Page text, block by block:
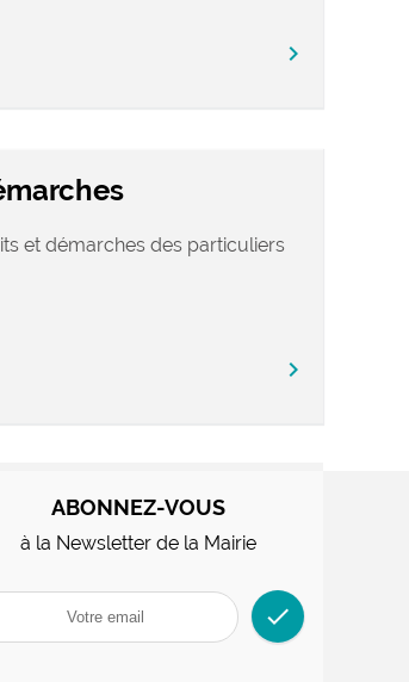
chevron_right
et démarches des particuliers
chevron_right
ABONNEZ-VOUS
à la Newsletter de la Mairie
check